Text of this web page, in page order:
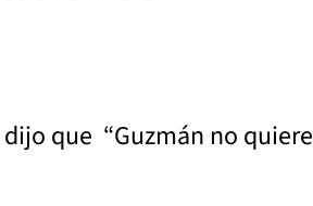
que “Guzmán no quiere